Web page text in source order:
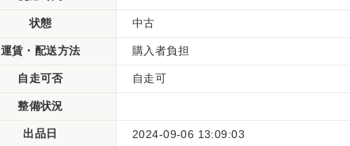
状態 中古
運賃・配送方法 購入者負担
自走可否 自走可
整備状況
出品日 2024-09-06 13:09:03